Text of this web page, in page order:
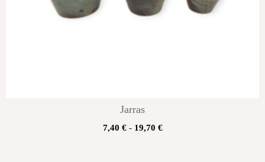
Jarras
7,40 € - 19,70 €